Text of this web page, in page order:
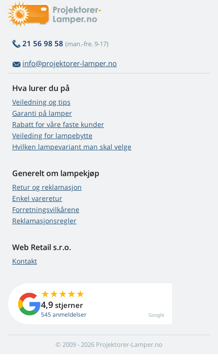
21 56 98 58 (man.-fre. 9-17)
info@projektorer-lamper.no
Hva lurer du på
Veiledning og tips
Garanti på lamper
Rabatt for våre faste kunder
Veileding for lampebytte
Hvilken lampevariant man skal velge
Generelt om lampekjøp
Retur og reklamasjon
Enkel vareretur
Forretningsvilkårene
Reklamasjonsregler
Web Retail s.r.o.
Kontakt
4,9 stjerner
545 anmeldelser Google
© 2009 - 2026 Projektorer-Lamper.no